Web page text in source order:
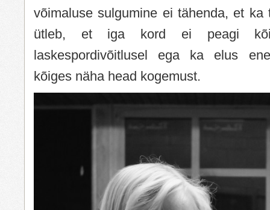
võimaluse sulgumine ei tähenda, et ka
ütleb, et iga kord ei peagi
laskespordivõitlusel ega ka elus
kõiges näha head kogemust.